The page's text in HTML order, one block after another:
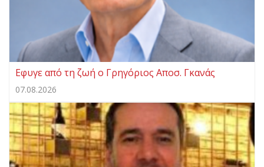
Eφυγε από τη ζωή ο Γρηγόριος Αποσ. Γκανάς
07.08.2026